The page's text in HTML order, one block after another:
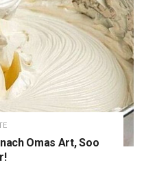
Omas Art, Soo